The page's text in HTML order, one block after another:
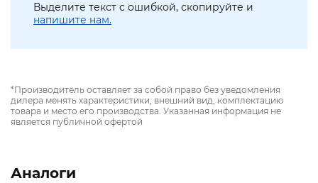
Выделите текст с ошибкой, скопируйте и
напишите нам.
*Производитель оставляет за собой право без уведомления
дилера менять характеристики, внешний вид, комплектацию
товара и место его производства. Указанная информация не
является публичной офертой
Аналоги